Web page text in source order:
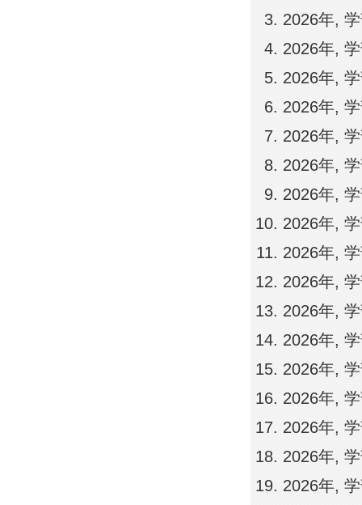
2026年,
2026年,
2026年,
2026年,
2026年,
2026年,
2026年,
2026年,
2026年,
2026年,
2026年,
2026年,
2026年,
2026年,
2026年,
2026年,
2026年,